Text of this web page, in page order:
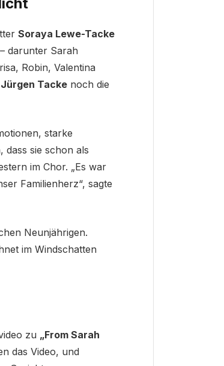
Soraya Lewe-Tacke
darunter Sarah
Robin, Valentina
Jürgen Tackenoch die
starke
dass sie schon als
im Chor. „Es war
Familienherz“, sagte
Neunjährigen.
im Windschatten
zu „From Sarah
das Video, und